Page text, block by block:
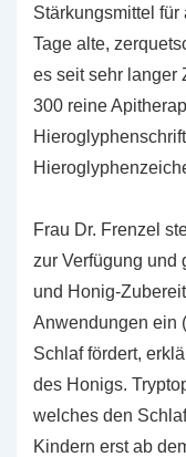
Stärkungsmittel
Tage alte,
es seit sehr langer
300 reine
Frau Dr. Frenzel
zur Verfügung und
und Honig-
Anwendungen ein
Schlaf fördert,
des Honigs.
welches den
Kindern erst ab